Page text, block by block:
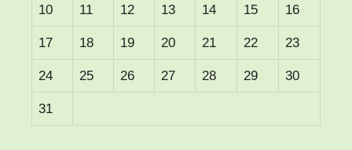
10 11 12 13 14 15 16
17 18 19 20 21 22 23
24 25 26 27 28 29 30
31